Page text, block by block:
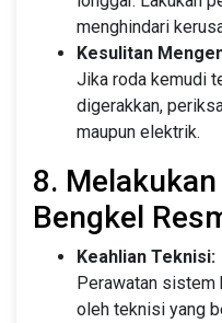
menghindari
Kesulitan
Jika roda kemudi
digerakkan,
maupun elektrik.
8.
Bengkel
Keahlian Teknisi:
Perawatan sistem
oleh teknisi yang